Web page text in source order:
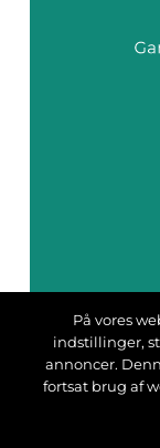
På vores
indstillinger,
annoncer.
fortsat brug af